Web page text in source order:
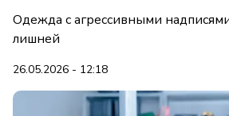
Одежда с агрессивными
лишней
26.05.2026 - 12:18